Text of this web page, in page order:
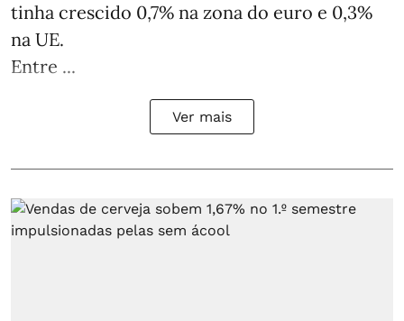
tinha crescido 0,7% na zona do euro e 0,3%
na UE.
Entre ...
Ver mais